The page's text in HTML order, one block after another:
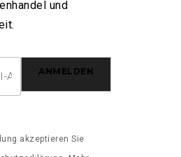
und
ANMELDEN
akzeptieren Sie